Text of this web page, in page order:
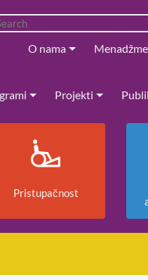
O nama
Projekti
Pristupačnost